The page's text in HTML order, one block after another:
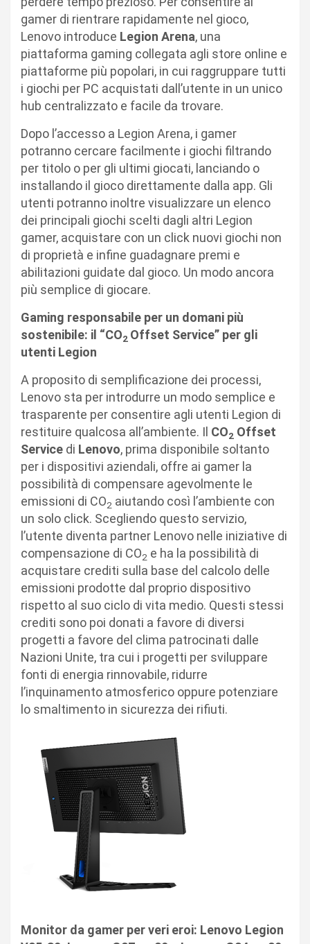
gamer di rientrare rapidamente nel gioco,
Lenovo introduce Legion Arena, una
piattaforma gaming collegata agli store online e
piattaforme più popolari, in cui raggruppare tutti
i giochi per PC acquistati dall’utente in un unico
hub centralizzato e facile da trovare.
Dopo l’accesso a Legion Arena, i gamer
potranno cercare facilmente i giochi filtrando
per titolo o per gli ultimi giocati, lanciando o
installando il gioco direttamente dalla app. Gli
utenti potranno inoltre visualizzare un elenco
dei principali giochi scelti dagli altri Legion
gamer, acquistare con un click nuovi giochi non
di proprietà e infine guadagnare premi e
abilitazioni guidate dal gioco. Un modo ancora
più semplice di giocare.
Gaming responsabile per un domani più
sostenibile: il “CO2 Offset Service” per gli
utenti Legion
A proposito di semplificazione dei processi,
Lenovo sta per introdurre un modo semplice e
trasparente per consentire agli utenti Legion di
restituire qualcosa all’ambiente. Il CO2 Offset
Service di Lenovo, prima disponibile soltanto
per i dispositivi aziendali, offre ai gamer la
possibilità di compensare agevolmente le
emissioni di CO2 aiutando così l’ambiente con
un solo click. Scegliendo questo servizio,
l’utente diventa partner Lenovo nelle iniziative di
compensazione di CO2 e ha la possibilità di
acquistare crediti sulla base del calcolo delle
emissioni prodotte dal proprio dispositivo
rispetto al suo ciclo di vita medio. Questi stessi
crediti sono poi donati a favore di diversi
progetti a favore del clima patrocinati dalle
Nazioni Unite, tra cui i progetti per sviluppare
fonti di energia rinnovabile, ridurre
l’inquinamento atmosferico oppure potenziare
lo smaltimento in sicurezza dei rifiuti.
Monitor da gamer per veri eroi: Lenovo Legion